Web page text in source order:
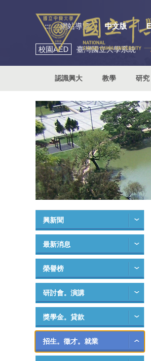
::: 網站導覽 中文版
校園AED 臺灣國立大學系統
認識興大 教學 研究
興新聞
最新消息
榮譽榜
研討會。演講
獎學金。貸款
招生。徵才。就業